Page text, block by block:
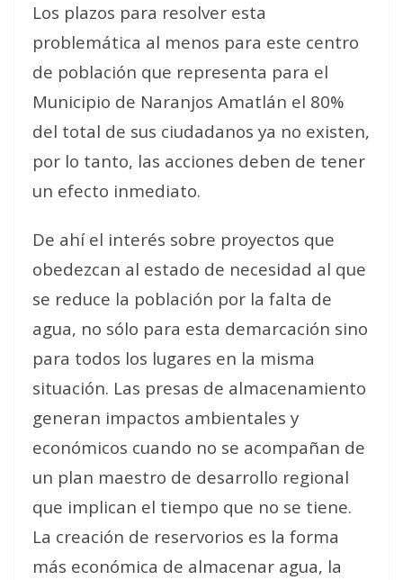
Los plazos para resolver esta
problemática al menos para este centro
de población que representa para el
Municipio de Naranjos Amatlán el 80%
del total de sus ciudadanos ya no existen,
por lo tanto, las acciones deben de tener
un efecto inmediato.
De ahí el interés sobre proyectos que
obedezcan al estado de necesidad al que
se reduce la población por la falta de
agua, no sólo para esta demarcación sino
para todos los lugares en la misma
situación. Las presas de almacenamiento
generan impactos ambientales y
económicos cuando no se acompañan de
un plan maestro de desarrollo regional
que implican el tiempo que no se tiene.
La creación de reservorios es la forma
más económica de almacenar agua, la